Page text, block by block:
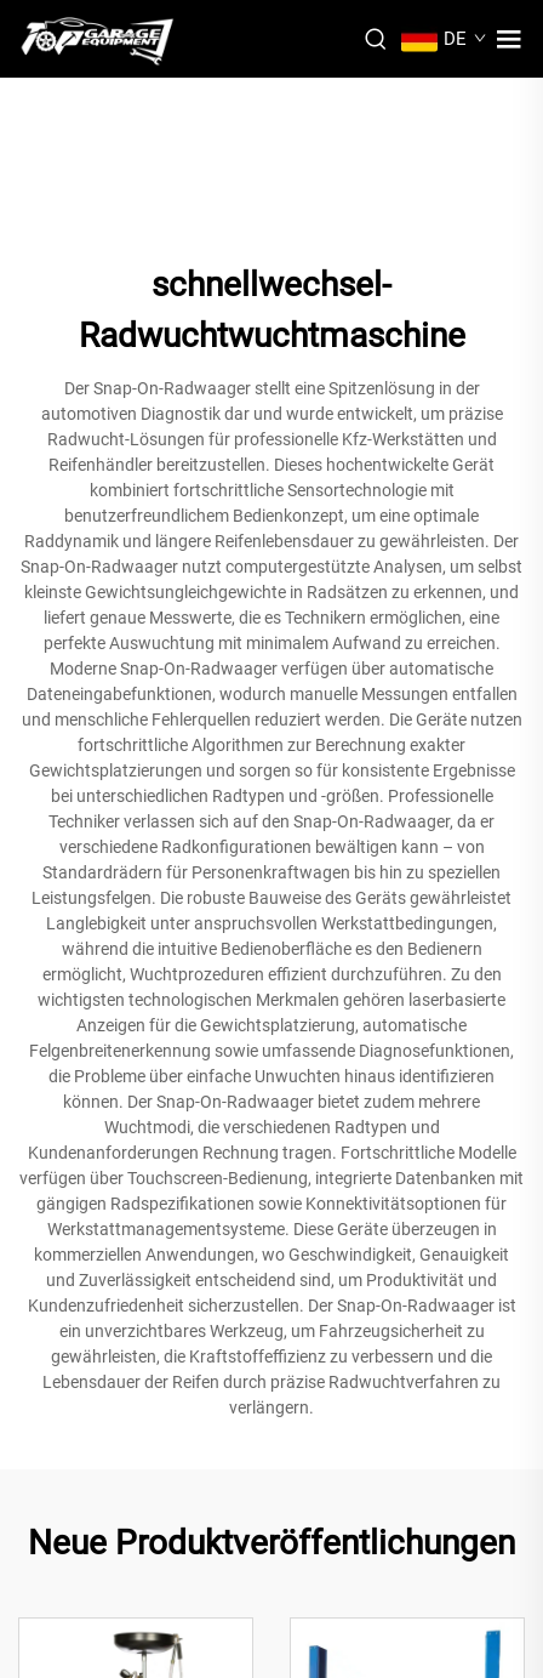
DE
schnellwechsel-
Radwuchtwuchtmaschine
Der Snap-On-Radwaager stellt eine Spitzenlösung in der
automotiven Diagnostik dar und wurde entwickelt, um präzise
Radwucht-Lösungen für professionelle Kfz-Werkstätten und
Reifenhändler bereitzustellen. Dieses hochentwickelte Gerät
kombiniert fortschrittliche Sensortechnologie mit
benutzerfreundlichem Bedienkonzept, um eine optimale
Raddynamik und längere Reifenlebensdauer zu gewährleisten. Der
Snap-On-Radwaager nutzt computergestützte Analysen, um selbst
kleinste Gewichtsungleichgewichte in Radsätzen zu erkennen, und
liefert genaue Messwerte, die es Technikern ermöglichen, eine
perfekte Auswuchtung mit minimalem Aufwand zu erreichen.
Moderne Snap-On-Radwaager verfügen über automatische
Dateneingabefunktionen, wodurch manuelle Messungen entfallen
und menschliche Fehlerquellen reduziert werden. Die Geräte nutzen
fortschrittliche Algorithmen zur Berechnung exakter
Gewichtsplatzierungen und sorgen so für konsistente Ergebnisse
bei unterschiedlichen Radtypen und -größen. Professionelle
Techniker verlassen sich auf den Snap-On-Radwaager, da er
verschiedene Radkonfigurationen bewältigen kann – von
Standardrädern für Personenkraftwagen bis hin zu speziellen
Leistungsfelgen. Die robuste Bauweise des Geräts gewährleistet
Langlebigkeit unter anspruchsvollen Werkstattbedingungen,
während die intuitive Bedienoberfläche es den Bedienern
ermöglicht, Wuchtprozeduren effizient durchzuführen. Zu den
wichtigsten technologischen Merkmalen gehören laserbasierte
Anzeigen für die Gewichtsplatzierung, automatische
Felgenbreitenerkennung sowie umfassende Diagnosefunktionen,
die Probleme über einfache Unwuchten hinaus identifizieren
können. Der Snap-On-Radwaager bietet zudem mehrere
Wuchtmodi, die verschiedenen Radtypen und
Kundenanforderungen Rechnung tragen. Fortschrittliche Modelle
verfügen über Touchscreen-Bedienung, integrierte Datenbanken mit
gängigen Radspezifikationen sowie Konnektivitätsoptionen für
Werkstattmanagementsysteme. Diese Geräte überzeugen in
kommerziellen Anwendungen, wo Geschwindigkeit, Genauigkeit
und Zuverlässigkeit entscheidend sind, um Produktivität und
Kundenzufriedenheit sicherzustellen. Der Snap-On-Radwaager ist
ein unverzichtbares Werkzeug, um Fahrzeugsicherheit zu
gewährleisten, die Kraftstoffeffizienz zu verbessern und die
Lebensdauer der Reifen durch präzise Radwuchtverfahren zu
verlängern.
Neue Produktveröffentlichungen